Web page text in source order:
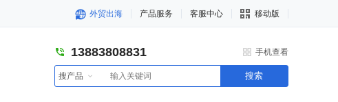
外贸出海 产品服务 客服中心 移动版
13883808831 手机查看
搜产品 搜索